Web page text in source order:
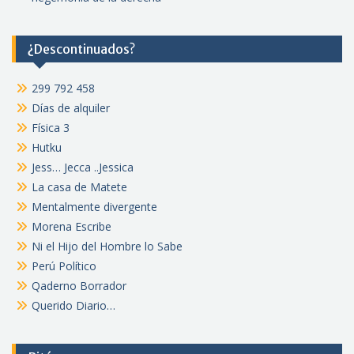
¿Descontinuados?
299 792 458
Días de alquiler
Física 3
Hutku
Jess… Jecca ..Jessica
La casa de Matete
Mentalmente divergente
Morena Escribe
Ni el Hijo del Hombre lo Sabe
Perú Político
Qaderno Borrador
Querido Diario…